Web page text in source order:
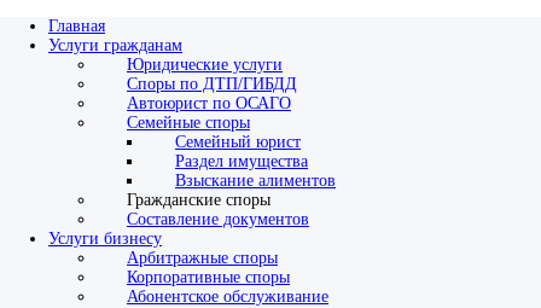
Главная
Услуги гражданам
Юридические услуги
Споры по ДТП/ГИБДД
Автоюрист по ОСАГО
Семейные споры
Семейный юрист
Раздел имущества
Взыскание алиментов
Гражданские споры
Составление документов
Услуги бизнесу
Арбитражные споры
Корпоративные споры
Абонентское обслуживание